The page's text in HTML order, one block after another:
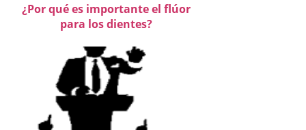
¿Por qué es importante el flúor
para los dientes?